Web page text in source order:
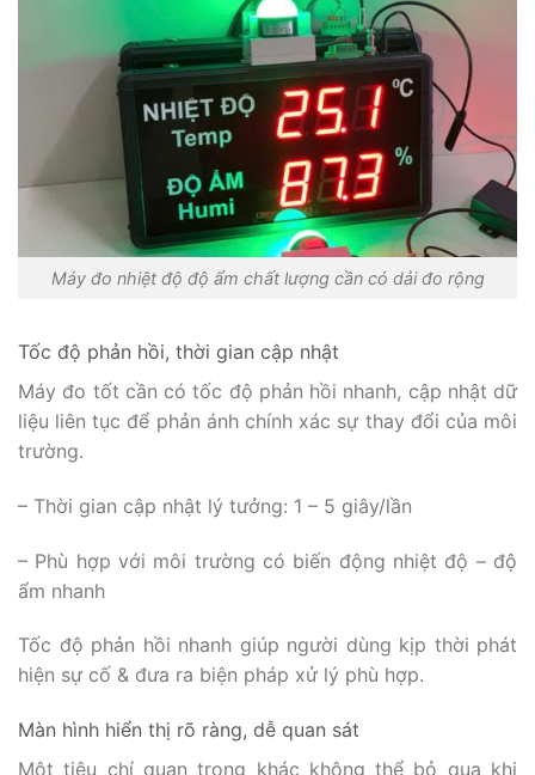
Máy đo nhiệt độ độ ẩm chất lượng cần có dải đo rộng
Tốc độ phản hồi, thời gian cập nhật
Máy đo tốt cần có tốc độ phản hồi nhanh, cập nhật dữ
liệu liên tục để phản ánh chính xác sự thay đổi của môi
trường.
– Thời gian cập nhật lý tưởng: 1 – 5 giây/lần
– Phù hợp với môi trường có biến động nhiệt độ – độ
ẩm nhanh
Tốc độ phản hồi nhanh giúp người dùng kịp thời phát
hiện sự cố & đưa ra biện pháp xử lý phù hợp.
Màn hình hiển thị rõ ràng, dễ quan sát
Một tiêu chí quan trọng khác không thể bỏ qua khi